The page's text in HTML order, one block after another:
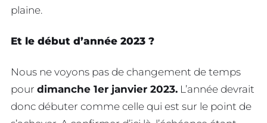
plaine.
Et le début d’année 2023 ?
Nous ne voyons pas de changement de temps
pour dimanche 1er janvier 2023. L’année devrait
donc débuter comme celle qui est sur le point de